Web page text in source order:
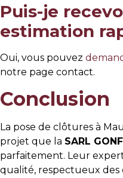
Puis-je
estimation
Oui, vous pouvez
notre page contact.
Conclusion
La pose de clôtures à
projet que la SARL
parfaitement. Leur
qualité, respectueux des